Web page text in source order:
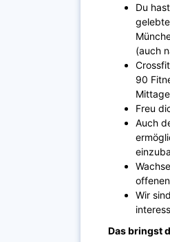
Du
(auch
90
Freu
Auch
Wir
Das bringst